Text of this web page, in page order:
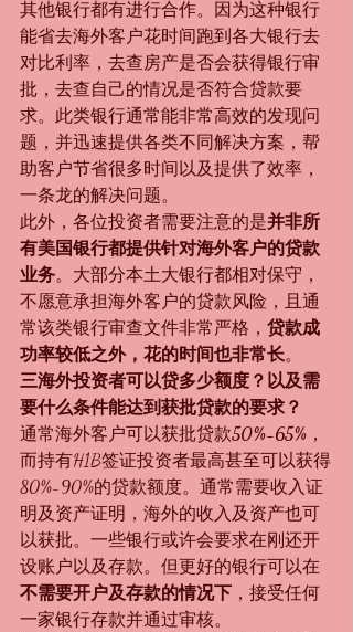
其他银行都有进行合作。因为这种银行
能省去海外客户花时间跑到各大银行去
对比利率，去查房产是否会获得银行审
批，去查自己的情况是否符合贷款要
求。此类银行通常能非常高效的发现问
题，并迅速提供各类不同解决方案，帮
助客户节省很多时间以及提供了效率，
一条龙的解决问题。
此外，各位投资者需要注意的是并非所
有美国银行都提供针对海外客户的贷款
业务。大部分本土大银行都相对保守，
不愿意承担海外客户的贷款风险，且通
常该类银行审查文件非常严格， 贷款成
功率较低之外，花的时间也非常长。
三海外投资者可以贷多少额度？以及需
要什么条件能达到获批贷款的要求？
通常海外客户可以获批贷款50%-65% ，
而持有H1B签证投资者最高甚至可以获得
80%-90%的贷款额度。通常需要收入证
明及资产证明，海外的收入及资产也可
以获批。一些银行或许会要求在刚还开
设账户以及存款。但更好的银行可以在
不需要开户及存款的情况下 ，接受任何
一家银行存款并通过审核。